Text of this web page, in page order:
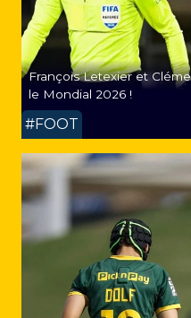
François Letexier et
le Mondial 2026 !
#FOOT